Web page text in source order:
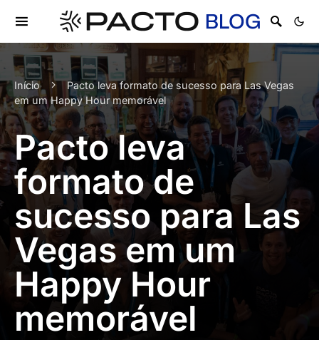
Início
Pacto leva formato de sucesso para Las Vegas
em um Happy Hour memorável
Pacto leva
formato de
sucesso para Las
Vegas em um
Happy Hour
memorável